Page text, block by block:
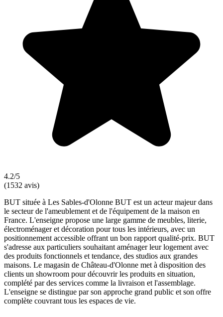
4.2/5
(1532 avis)
BUT située à Les Sables-d'Olonne BUT est un acteur majeur dans
le secteur de l'ameublement et de l'équipement de la maison en
France. L'enseigne propose une large gamme de meubles, literie,
électroménager et décoration pour tous les intérieurs, avec un
positionnement accessible offrant un bon rapport qualité-prix. BUT
s'adresse aux particuliers souhaitant aménager leur logement avec
des produits fonctionnels et tendance, des studios aux grandes
maisons. Le magasin de Château-d'Olonne met à disposition des
clients un showroom pour découvrir les produits en situation,
complété par des services comme la livraison et l'assemblage.
L'enseigne se distingue par son approche grand public et son offre
complète couvrant tous les espaces de vie.